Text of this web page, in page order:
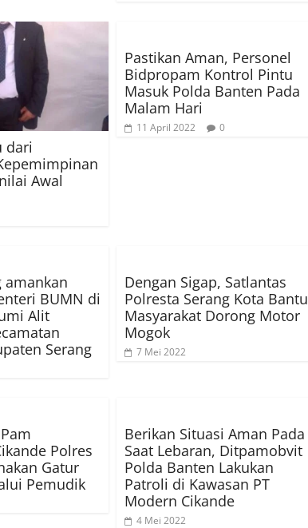
dari
Awal
Pastikan Aman, Personel
Bidpropam Kontrol Pintu
Masuk Polda Banten Pada
Malam Hari
11 April 2022 0
amankan
BUMN di
Alit
Serang
Dengan Sigap, Satlantas
Polresta Serang Kota Bantu
Masyarakat Dorong Motor
Mogok
7 Mei 2022
Polres
Gatur
Pemudik
Berikan Situasi Aman Pada
Saat Lebaran, Ditpamobvit
Polda Banten Lakukan
Patroli di Kawasan PT
Modern Cikande
4 Mei 2022